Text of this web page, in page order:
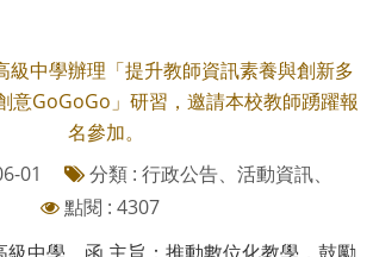
級中學辦理「提升教師資訊素養與創新多
意GoGoGo」研習，邀請本校教師踴躍報
名參加。
01
分類 : 行政公告、活動資訊、
點閱 : 4307